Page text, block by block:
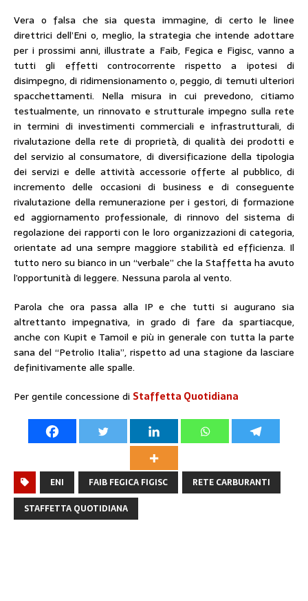
Vera o falsa che sia questa immagine, di certo le linee
direttrici dell’Eni o, meglio, la strategia che intende adottare
per i prossimi anni, illustrate a Faib, Fegica e Figisc, vanno a
tutti gli effetti controcorrente rispetto a ipotesi di
disimpegno, di ridimensionamento o, peggio, di temuti ulteriori
spacchettamenti. Nella misura in cui prevedono, citiamo
testualmente, un rinnovato e strutturale impegno sulla rete
in termini di investimenti commerciali e infrastrutturali, di
rivalutazione della rete di proprietà, di qualità dei prodotti e
del servizio al consumatore, di diversificazione della tipologia
dei servizi e delle attività accessorie offerte al pubblico, di
incremento delle occasioni di business e di conseguente
rivalutazione della remunerazione per i gestori, di formazione
ed aggiornamento professionale, di rinnovo del sistema di
regolazione dei rapporti con le loro organizzazioni di categoria,
orientate ad una sempre maggiore stabilità ed efficienza. Il
tutto nero su bianco in un “verbale” che la Staffetta ha avuto
l’opportunità di leggere. Nessuna parola al vento.
Parola che ora passa alla IP e che tutti si augurano sia
altrettanto impegnativa, in grado di fare da spartiacque,
anche con Kupit e Tamoil e più in generale con tutta la parte
sana del “Petrolio Italia”, rispetto ad una stagione da lasciare
definitivamente alle spalle.
Per gentile concessione di Staffetta Quotidiana
ENI FAIB FEGICA FIGISC
RETE CARBURANTI
STAFFETTA QUOTIDIANA